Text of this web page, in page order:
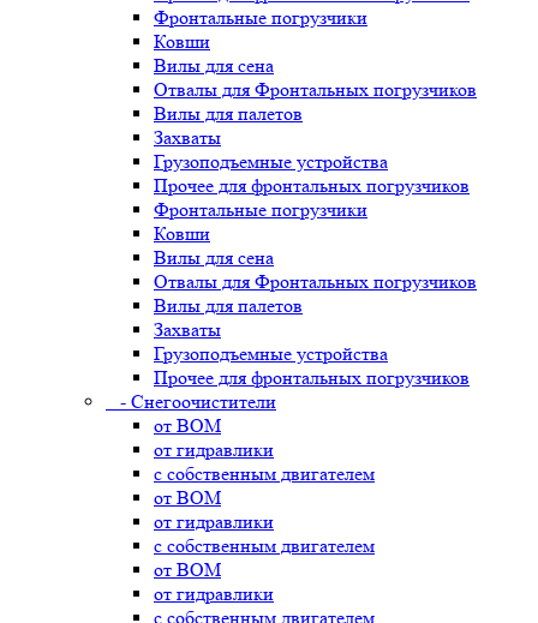
Фронтальные погрузчики
Ковши
Вилы для сена
Отвалы для Фронтальных погрузчиков
Вилы для палетов
Захваты
Грузоподъемные устройства
Прочее для фронтальных погрузчиков
Фронтальные погрузчики
Ковши
Вилы для сена
Отвалы для Фронтальных погрузчиков
Вилы для палетов
Захваты
Грузоподъемные устройства
Прочее для фронтальных погрузчиков
- Снегоочистители
от ВОМ
от гидравлики
с собственным двигателем
от ВОМ
от гидравлики
с собственным двигателем
от ВОМ
от гидравлики
с собственным двигателем